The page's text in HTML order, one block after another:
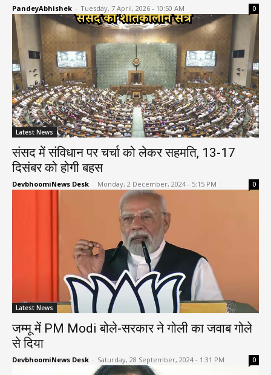
PandeyAbhishek - Tuesday, 7 April, 2026 - 10:50 AM 0
Latest News
संसद में संविधान पर चर्चा को लेकर सहमति, 13-17
दिसंबर को होगी बहस
DevbhoomiNews Desk - Monday, 2 December, 2024 - 5:15 PM 0
Latest News
जम्मू में PM Modi बोले-सरकार ने गोली का जवाब गोले
से दिया
DevbhoomiNews Desk - Saturday, 28 September, 2024 - 1:31 PM 0